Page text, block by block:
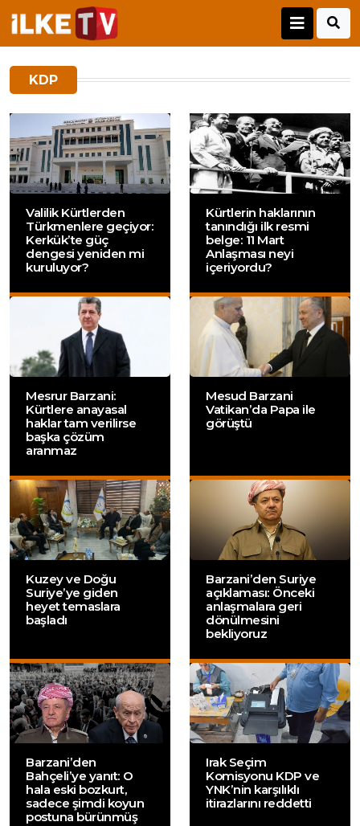
KDP
Valilik Kürtlerden
Türkmenlere geçiyor:
Kerkük’te güç
dengesi yeniden mi
kuruluyor?
Kürtlerin haklarının
tanındığı ilk resmi
belge: 11 Mart
Anlaşması neyi
içeriyordu?
Mesrur Barzani:
Kürtlere anayasal
haklar tam verilirse
başka çözüm
aranmaz
Mesud Barzani
Vatikan’da Papa ile
görüştü
Kuzey ve Doğu
Suriye’ye giden
heyet temaslara
başladı
Barzani’den Suriye
açıklaması: Önceki
anlaşmalara geri
dönülmesini
bekliyoruz
Barzani’den
Bahçeli’ye yanıt: O
hala eski bozkurt,
sadece şimdi koyun
postuna bürünmüş
Irak Seçim
Komisyonu KDP ve
YNK’nin karşılıklı
itirazlarını reddetti